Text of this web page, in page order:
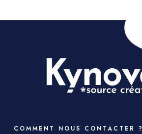
COMMENT NOUS CONTACTER ?